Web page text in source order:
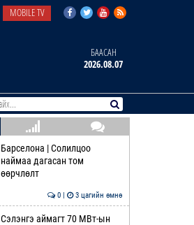
MOBILE TV
БААСАН
2026.08.07
Барселона | Солилцоо
наймаа дагасан том
өөрчлөлт
0 | 3 цагийн өмнө
Сэлэнгэ аймагт 70 МВт-ын